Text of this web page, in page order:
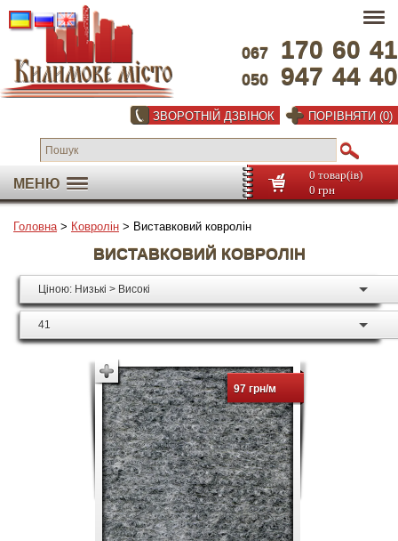
067 170 60 41
050 947 44 40
ЗВОРОТНІЙ ДЗВІНОК ПОРІВНЯТИ (0)
МЕНЮ
0 товар(ів)
0 грн
Головна> Ковролін > Виставковий ковролін
ВИСТАВКОВИЙ КОВРОЛІН
Ціною: Низькі > Високі
41
97 грн/м